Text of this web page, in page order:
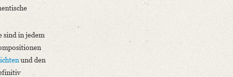
sind in jedem
und den